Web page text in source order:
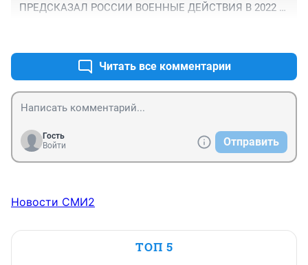
ПРЕДСКАЗАЛ РОССИИ ВОЕННЫЕ ДЕЙСТВИЯ В 2022
Читать все комментарии
Гость
Войти
Отправить
Новости СМИ2
ТОП 5